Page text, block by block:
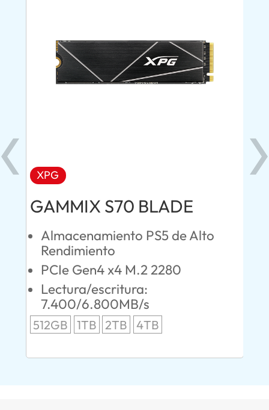
XPG
GAMMIX S70 BLADE
Almacenamiento PS5 de Alto
Rendimiento
PCIe Gen4 x4 M.2 2280
Lectura/escritura:
7.400/6.800MB/s
512GB 1TB 2TB 4TB